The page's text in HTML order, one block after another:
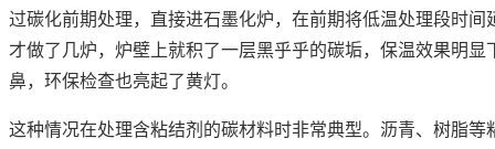
过碳化前期处理，直接进石墨化炉，在前期将低温处理段时
才做了几炉，炉壁上就积了一层黑乎乎的碳垢，保温效果明
鼻，环保检查也亮起了黄灯。
这种情况在处理含粘结剂的碳材料时非常典型。沥青、树脂